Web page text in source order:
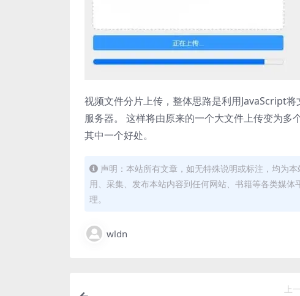
视频文件分片上传，整体思路是利用JavaScript
服务器。 这样将由原来的一个大文件上传变为
其中一个好处。
声明：本站所有文章，如无特殊说明或标注，均为
用、采集、发布本站内容到任何网站、书籍等各类媒
理。
wldn
上